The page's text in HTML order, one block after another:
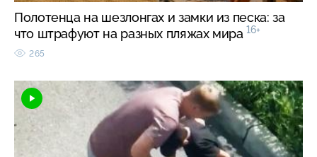
Полотенца на шезлонгах и замки из песка: за
что штрафуют на разных пляжах мира 16+
265